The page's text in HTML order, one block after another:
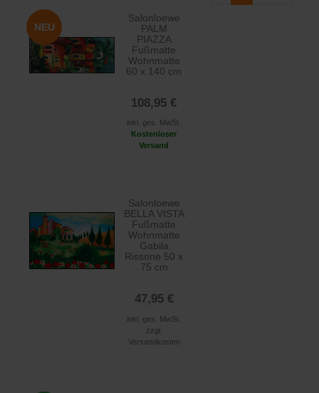
NEU
Salonloewe
PALM
PIAZZA
Fußmatte
Wohnmatte
60 x 140 cm
108,95 €
inkl. ges. MwSt.
Kostenloser
Versand
Salonloewe
BELLA VISTA
Fußmatte
Wohnmatte
Gabila
Rissone 50 x
75 cm
47,95 €
inkl. ges. MwSt.
zzgl.
Versandkosten